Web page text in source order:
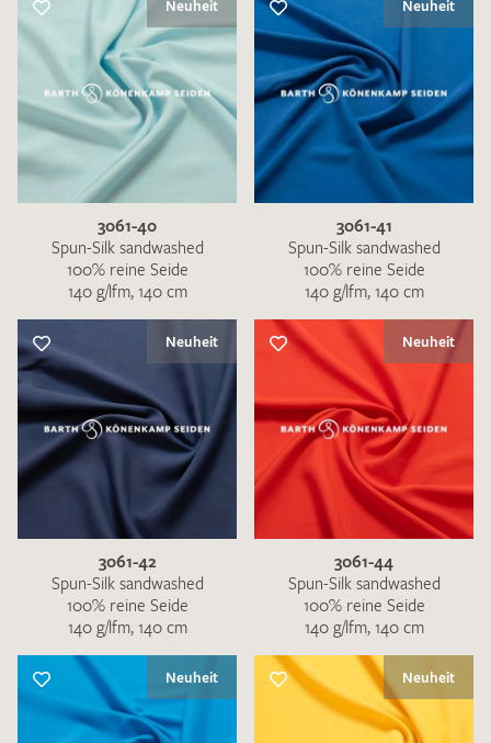
Neuheit
3061-40
Spun-Silk sandwashed
100% reine Seide
140 g/lfm, 140 cm
Neuheit
3061-41
Spun-Silk sandwashed
100% reine Seide
140 g/lfm, 140 cm
Neuheit
3061-42
Spun-Silk sandwashed
100% reine Seide
140 g/lfm, 140 cm
Neuheit
3061-44
Spun-Silk sandwashed
100% reine Seide
140 g/lfm, 140 cm
Neuheit Neuheit